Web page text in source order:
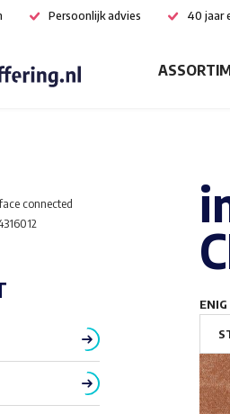
Persoonlijk advies 40 jaar
connected